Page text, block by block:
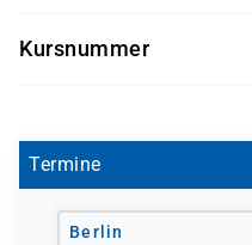
Information
Spezialist,
Associate (MCSA)
Engineer (MCSE),
Server+)
Kursnummer
Termine
Berlin